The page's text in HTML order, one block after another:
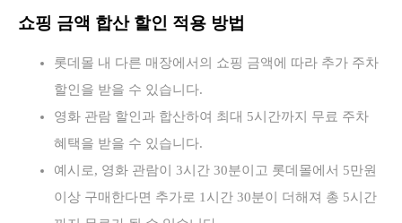
쇼핑 금액 합산 할인 적용 방법
롯데몰 내 다른 매장에서의 쇼핑 금액에 따라 추가 주차
할인을 받을 수 있습니다.
영화 관람 할인과 합산하여 최대 5시간까지 무료 주차
혜택을 받을 수 있습니다.
예시로, 영화 관람이 3시간 30분이고 롯데몰에서 5만원
이상 구매한다면 추가로 1시간 30분이 더해져 총 5시간